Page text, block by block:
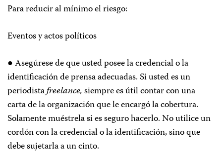
Para reducir al mínimo el riesgo:
Eventos y actos políticos
● Asegúrese de que usted posee la credencial o la
identificación de prensa adecuadas. Si usted es un
periodistafreelance,siempre es útil contar con una
carta de la organización que le encargó la cobertura.
Solamente muéstrela si es seguro hacerlo. No utilice un
cordón con la credencial o la identificación, sino que
debe sujetarla a un cinto.